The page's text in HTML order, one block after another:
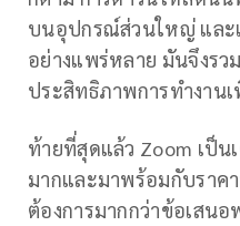
บนอุปกรณ์ส่วนใหญ่ และ
อย่างแพร่หลาย มันจึงรว
ประสิทธิภาพการทำงาน
ท้ายที่สุดแล้ว Zoom เป็
มากและมาพร้อมกับราค
ต้องการมากกว่าข้อเสน